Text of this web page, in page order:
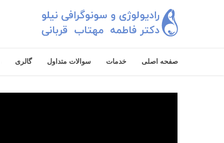
صفحه اصلی خدمات سوالات متداول گالری